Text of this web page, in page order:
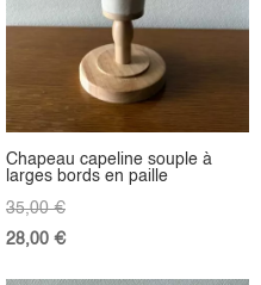
Chapeau capeline souple à
larges bords en paille
35,00€
28,00 €